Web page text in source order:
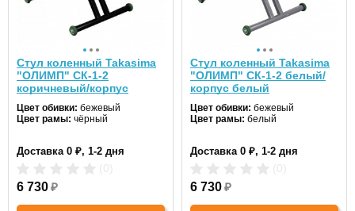
Стул коленный Takasima
"ОЛИМП" СК-1-2
коричневый/корпус
Цвет обивки: бежевый
Цвет рамы: чёрный
Доставка 0 ₽, 1-2 дня
6 730₽
Стул коленный Takasima
"ОЛИМП" СК-1-2 белый/
корпус белый
Цвет обивки: бежевый
Цвет рамы: белый
Доставка 0 ₽, 1-2 дня
6 730₽